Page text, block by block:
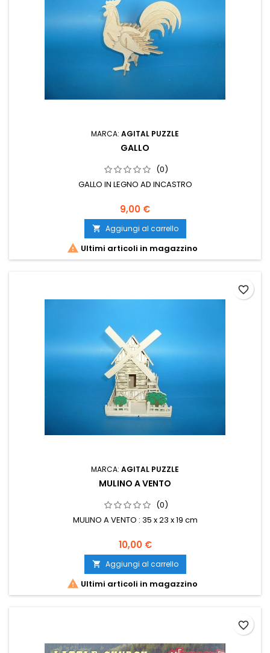
MARCA: AGITAL PUZZLE
GALLO
(0)
GALLO IN LEGNO AD INCASTRO
9,00 €
 Aggiungi al carrello
 Ultimi articoli in magazzino
MARCA: AGITAL PUZZLE
MULINO A VENTO
(0)
MULINO A VENTO : 35 x 23 x 19 cm
10,00 €
 Aggiungi al carrello
 Ultimi articoli in magazzino
favorite_border
favorite_border